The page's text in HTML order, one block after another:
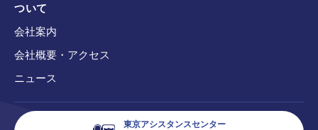
ついて
会社案内
会社概要・アクセス
ニュース
東京アシスタンスセンター